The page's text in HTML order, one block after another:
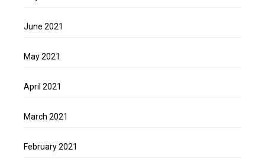
June 2021
May 2021
April 2021
March 2021
February 2021